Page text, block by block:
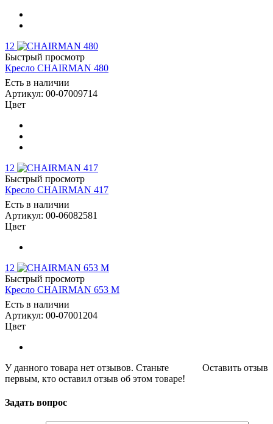
12
Быстрый просмотр
Кресло CHAIRMAN 480
Есть в наличии
Артикул: 00-07009714
Цвет
12
Быстрый просмотр
Кресло CHAIRMAN 417
Есть в наличии
Артикул: 00-06082581
Цвет
12
Быстрый просмотр
Кресло CHAIRMAN 653 M
Есть в наличии
Артикул: 00-07001204
Цвет
Оставить отзыв
У данного товара нет отзывов. Станьте
первым, кто оставил отзыв об этом товаре!
Задать вопрос